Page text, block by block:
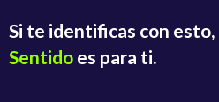
Si te identificas con esto,
Sentido es para ti.